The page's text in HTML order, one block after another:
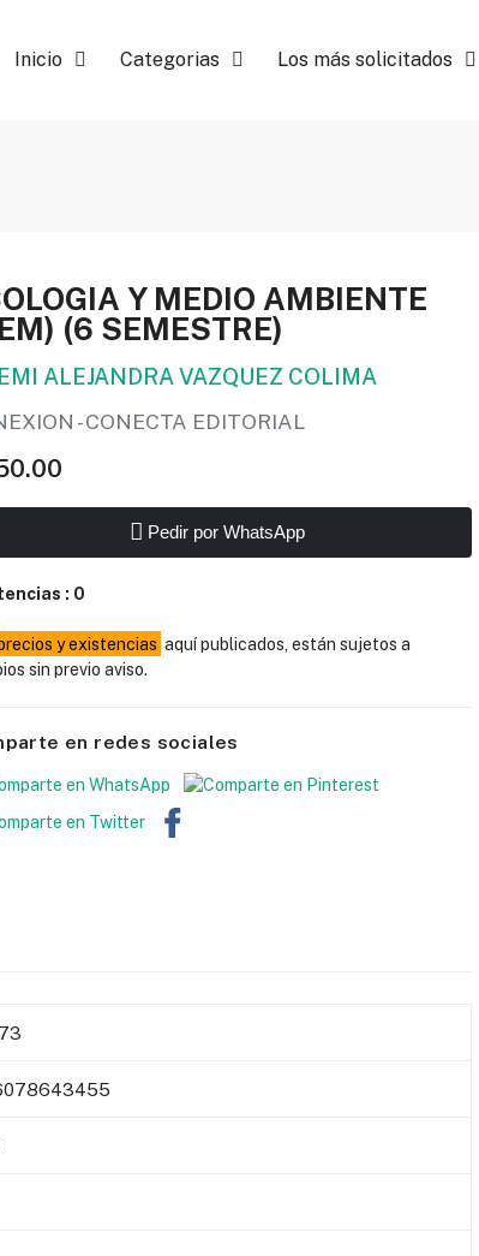
Inicio Categorias Los más solicitados
Y MEDIO AMBIENTE
(6 SEMESTRE)
ALEJANDRA VAZQUEZ COLIMA
- CONECTA EDITORIAL
Pedir por WhatsApp
: 0
y existencias aquí publicados, están sujetos a
sin previo aviso.
en redes sociales